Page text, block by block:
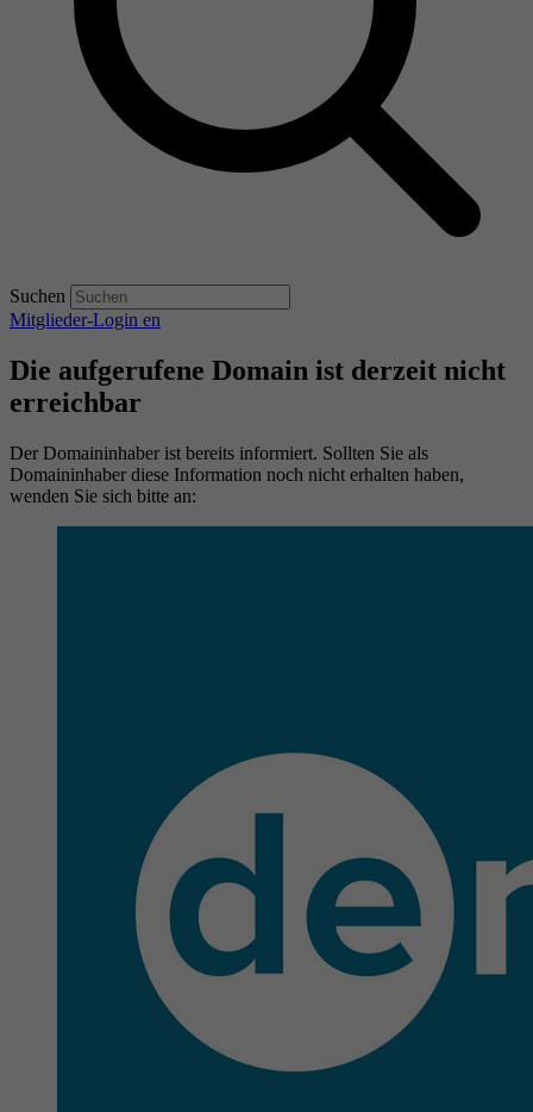
Suchen
Mitglieder-Login en
Die aufgerufene Domain ist derzeit nicht
erreichbar
Der Domaininhaber ist bereits informiert. Sollten Sie als
Domaininhaber diese Information noch nicht erhalten haben,
wenden Sie sich bitte an: